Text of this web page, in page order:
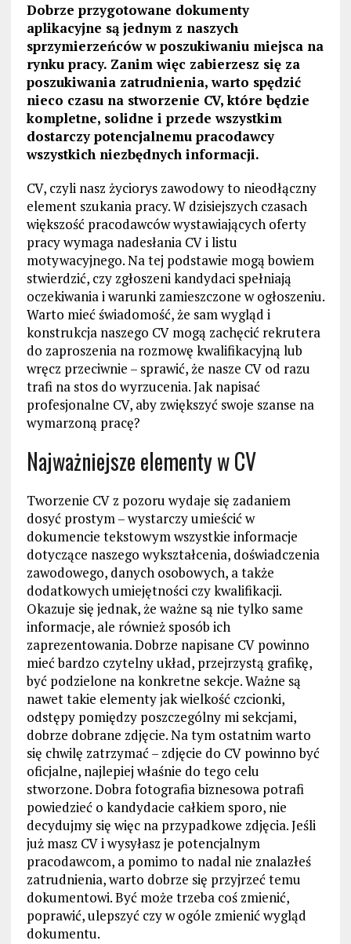
Dobrze przygotowane dokumenty
aplikacyjne są jednym z naszych
sprzymierzeńców w poszukiwaniu miejsca na
rynku pracy. Zanim więc zabierzesz się za
poszukiwania zatrudnienia, warto spędzić
nieco czasu na stworzenie CV, które będzie
kompletne, solidne i przede wszystkim
dostarczy potencjalnemu pracodawcy
wszystkich niezbędnych informacji.
CV, czyli nasz życiorys zawodowy to nieodłączny
element szukania pracy. W dzisiejszych czasach
większość pracodawców wystawiających oferty
pracy wymaga nadesłania CV i listu
motywacyjnego. Na tej podstawie mogą bowiem
stwierdzić, czy zgłoszeni kandydaci spełniają
oczekiwania i warunki zamieszczone w ogłoszeniu.
Warto mieć świadomość, że sam wygląd i
konstrukcja naszego CV mogą zachęcić rekrutera
do zaproszenia na rozmowę kwalifikacyjną lub
wręcz przeciwnie – sprawić, że nasze CV od razu
trafi na stos do wyrzucenia. Jak napisać
profesjonalne CV, aby zwiększyć swoje szanse na
wymarzoną pracę?
Najważniejsze elementy w CV
Tworzenie CV z pozoru wydaje się zadaniem
dosyć prostym – wystarczy umieścić w
dokumencie tekstowym wszystkie informacje
dotyczące naszego wykształcenia, doświadczenia
zawodowego, danych osobowych, a także
dodatkowych umiejętności czy kwalifikacji.
Okazuje się jednak, że ważne są nie tylko same
informacje, ale również sposób ich
zaprezentowania. Dobrze napisane CV powinno
mieć bardzo czytelny układ, przejrzystą grafikę,
być podzielone na konkretne sekcje. Ważne są
nawet takie elementy jak wielkość czcionki,
odstępy pomiędzy poszczególny mi sekcjami,
dobrze dobrane zdjęcie. Na tym ostatnim warto
się chwilę zatrzymać – zdjęcie do CV powinno być
oficjalne, najlepiej właśnie do tego celu
stworzone. Dobra fotografia biznesowa potrafi
powiedzieć o kandydacie całkiem sporo, nie
decydujmy się więc na przypadkowe zdjęcia. Jeśli
już masz CV i wysyłasz je potencjalnym
pracodawcom, a pomimo to nadal nie znalazłeś
zatrudnienia, warto dobrze się przyjrzeć temu
dokumentowi. Być może trzeba coś zmienić,
poprawić, ulepszyć czy w ogóle zmienić wygląd
dokumentu.